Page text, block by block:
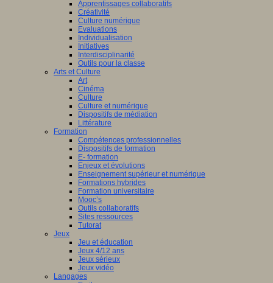
Apprentissages collaboratifs
Créativité
Culture numérique
Evaluations
Individualisation
Initiatives
Interdisciplinarité
Outils pour la classe
Arts et Culture
Art
Cinéma
Culture
Culture et numérique
Dispositifs de médiation
Littérature
Formation
Compétences professionnelles
Dispositifs de formation
E- formation
Enjeux et évolutions
Enseignement supérieur et numérique
Formations hybrides
Formation universitaire
Mooc’s
Outils collaboratifs
Sites ressources
Tutorat
Jeux
Jeu et éducation
Jeux 4/12 ans
Jeux sérieux
Jeux vidéo
Langages